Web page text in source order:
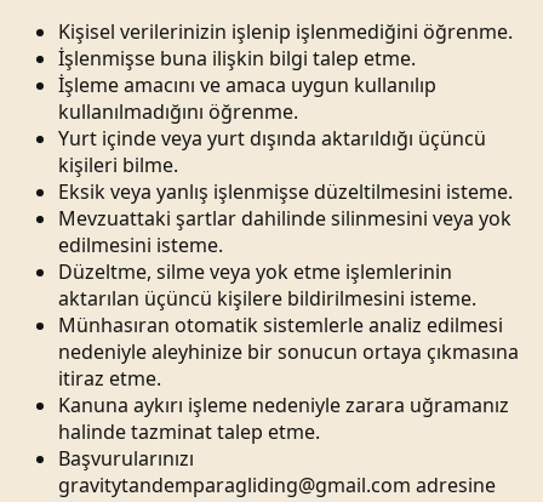
Kişisel verilerinizin işlenip işlenmediğini öğrenme.
İşlenmişse buna ilişkin bilgi talep etme.
İşleme amacını ve amaca uygun kullanılıp
kullanılmadığını öğrenme.
Yurt içinde veya yurt dışında aktarıldığı üçüncü
kişileri bilme.
Eksik veya yanlış işlenmişse düzeltilmesini isteme.
Mevzuattaki şartlar dahilinde silinmesini veya yok
edilmesini isteme.
Düzeltme, silme veya yok etme işlemlerinin
aktarılan üçüncü kişilere bildirilmesini isteme.
Münhasıran otomatik sistemlerle analiz edilmesi
nedeniyle aleyhinize bir sonucun ortaya çıkmasına
itiraz etme.
Kanuna aykırı işleme nedeniyle zarara uğramanız
halinde tazminat talep etme.
Başvurularınızı
gravitytandemparagliding@gmail.com adresine